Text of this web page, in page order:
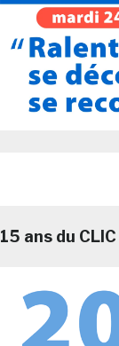
15 ans du